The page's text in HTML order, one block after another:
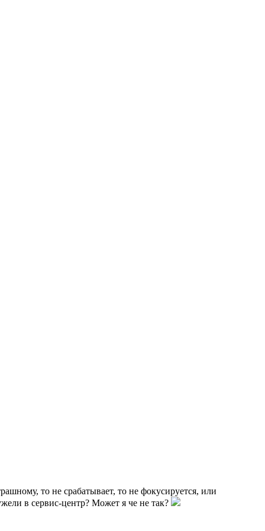
то не срабатывает, то не фокусируется, или
в сервис-центр? Может я че не так?